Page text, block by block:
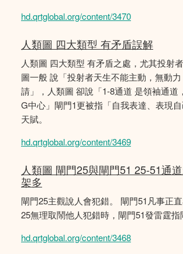
hd.qrtglobal.org/content/3470
人類圖 四大類型 有矛盾誤解
人類圖 四大類型 有矛盾之處，尤其投射
圖一般 說「投射者天生不能主動，無動
請」，人類圖 卻說「1-8通道 是領袖通道
G中心」閘門1更被指「自我表達、表現
天賦。
hd.qrtglobal.org/content/3469
人類圖 閘門25與閘門51 25-51通
架多
閘門25主觀說人會犯錯。 閘門51凡事正
25無理取鬧他人犯錯時，閘門51發雷霆指
hd.qrtglobal.org/content/3468